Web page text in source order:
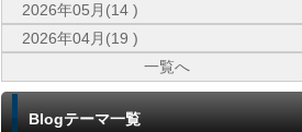
2026年05月(14 )
2026年04月(19 )
一覧へ
Blogテーマ一覧